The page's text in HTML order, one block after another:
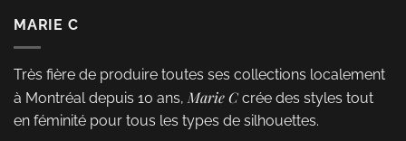
plusieurs
MARIE C
Très fière de produire toutes ses collections localement
à Montréal depuis 10 ans,Marie Ccrée des styles tout
en féminité pour tous les types de silhouettes.